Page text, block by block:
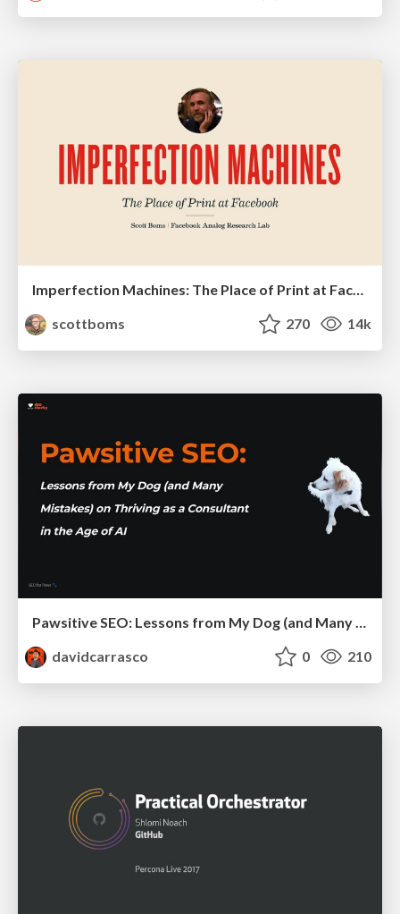
scottboms
270 14k
Pawsitive SEO: Lessons from My Dog (and Many Mistakes) on Thriving as a Consultant in the Age of AI
davidcarrasco
0 210